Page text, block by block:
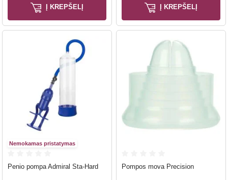
Į KREPŠELĮ Į KREPŠELĮ
Nemokamas pristatymas
Penio pompa Admiral Sta-Hard Pompos mova Precision